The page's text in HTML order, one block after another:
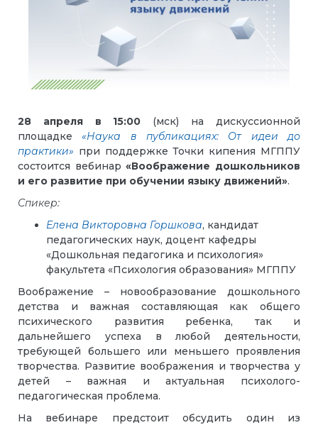
28 апреля в 15:00 (мск) на дискуссионной
площадке«Наука в публикациях: От идеи до
практики» при поддержке Точки кипения МГППУ
состоится вебинар«Воображение дошкольников
и его развитие при обучении языку движений».
Спикер:
Елена Викторовна Горшкова, кандидат
педагогических наук, доцент кафедры
«Дошкольная педагогика и психология»
факультета «Психология образования» МГППУ
Воображение – новообразование дошкольного
детства и важная составляющая как общего
психического развития ребенка, так и
дальнейшего успеха в любой деятельности,
требующей большего или меньшего проявления
творчества. Развитие воображения и творчества у
детей – важная и актуальная психолого-
педагогическая проблема.
На вебинаре предстоит обсудить один из